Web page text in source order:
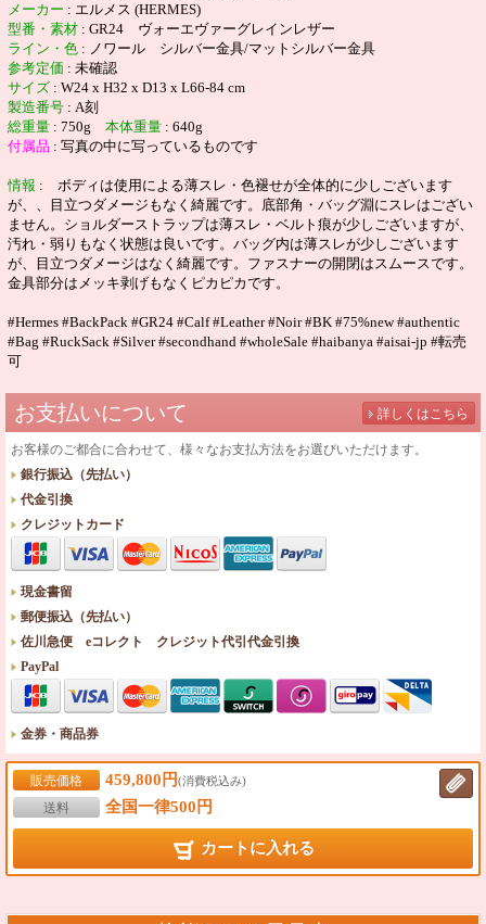
メーカー : エルメス (HERMES)
型番・素材 : GR24 ヴォーエヴァーグレインレザー
ライン・色 : ノワール シルバー金具/マットシルバー金具
参考定価 : 未確認
サイズ : W24 x H32 x D13 x L66-84 cm
製造番号 : A刻
総重量 : 750g 本体重量 : 640g
付属品 : 写真の中に写っているものです
情報 : ボディは使用による薄スレ・色褪せが全体的に少しございます
が、、目立つダメージもなく綺麗です。底部角・バッグ淵にスレはござい
ません。ショルダーストラップは薄スレ・ベルト痕が少しございますが、
汚れ・弱りもなく状態は良いです。バッグ内は薄スレが少しございます
が、目立つダメージはなく綺麗です。ファスナーの開閉はスムースです。
金具部分はメッキ剥げもなくピカピカです。
#Hermes #BackPack #GR24 #Calf #Leather #Noir #BK #75%new #authentic
#Bag #RuckSack #Silver #secondhand #wholeSale #haibanya #aisai-jp #転売
可
お支払いについて 詳しくはこちら
お客様のご都合に合わせて、様々なお支払方法をお選びいただけます。
銀行振込（先払い）
代金引換
クレジットカード
現金書留
郵便振込（先払い）
佐川急便 eコレクト クレジット代引代金引換
PayPal
金券・商品券
販売価格 459,800円(消費税込み)
送料 全国一律500円
カートに入れる